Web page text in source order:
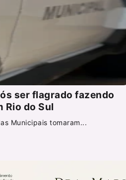
ser flagrado fazendo
Rio do Sul
Municipais tomaram...